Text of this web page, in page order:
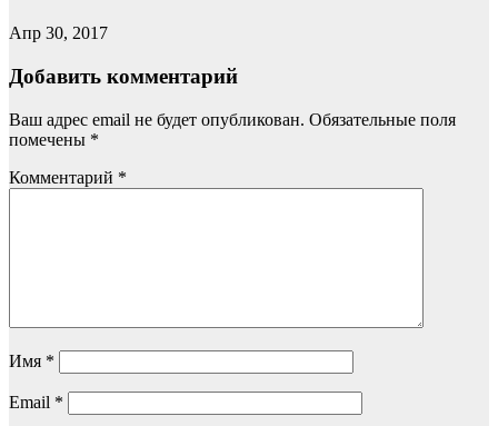
Апр 30, 2017
Добавить комментарий
Ваш адрес email не будет опубликован. Обязательные поля
помечены *
Комментарий *
Имя *
Email *